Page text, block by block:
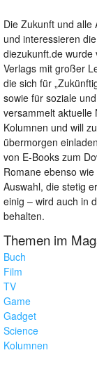
Die Zukunft und alle
und interessieren
diezukunft.de wurde
Verlags mit großer
die sich für
sowie für soziale
versammelt aktuelle
Kolumnen und will
übermorgen
von E-Books zum
Romane ebenso
Auswahl, die stetig
einig – wird auch in
behalten.
Themen im
Buch
Film
TV
Game
Gadget
Science
Kolumnen